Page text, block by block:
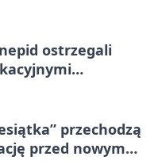
ostrzegali
przechodzą
przed nowym